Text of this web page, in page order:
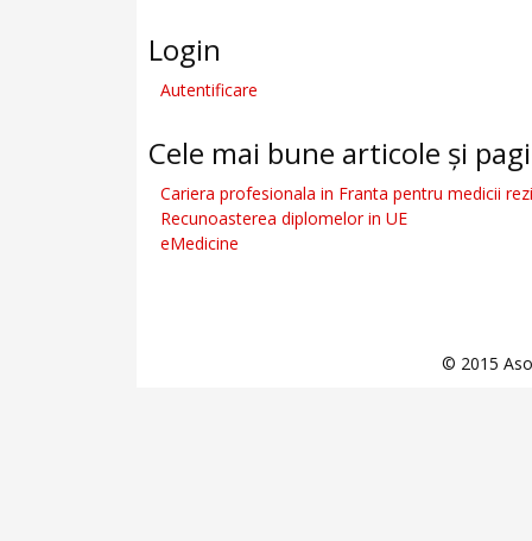
Login
Autentificare
Cele mai bune articole și
Cariera profesionala in Franta pentru medicii
Recunoasterea diplomelor in UE
eMedicine
© 2015